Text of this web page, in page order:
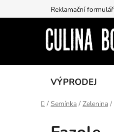
na
Reklamační formulář
VÝPRODEJ
Domů
/ Semínka / Zelenina /